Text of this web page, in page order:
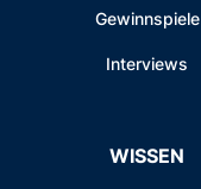
Gewinnspiele
Interviews
WISSEN